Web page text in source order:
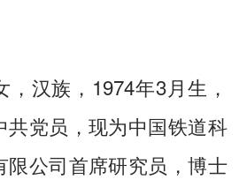
汉族，1974年3月生，
共党员，现为中国铁道科
限公司首席研究员，博士